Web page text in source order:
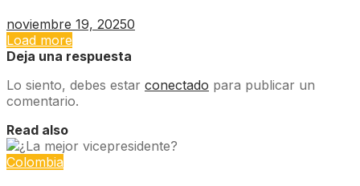
noviembre 19, 20250
Load more
Deja una respuesta
Lo siento, debes estar conectado para publicar un
comentario.
Read also
Colombia